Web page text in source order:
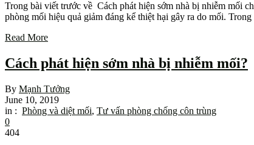
Trong bài viết trước về Cách phát hiện sớm nhà bị nhiễm mối
phòng mối hiệu quả giảm đáng kể thiệt hại gây ra do mối.
Read More
Cách phát hiện sớm nhà bị nhiễm mối?
By Mạnh Tưởng
June 10, 2019
in : Phòng và diệt mối, Tư vấn phòng chống côn trùng
0
404